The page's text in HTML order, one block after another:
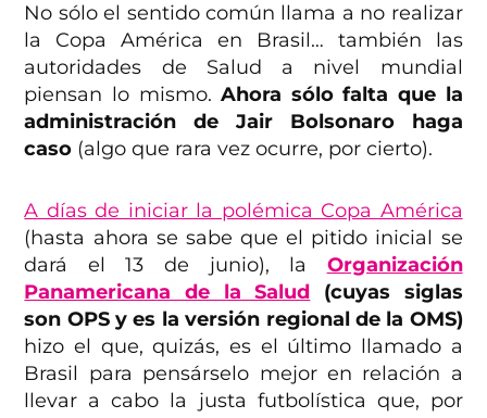
No sólo el sentido común llama a no realizar
la Copa América en Brasil… también las
autoridades de Salud a nivel mundial
piensan lo mismo.Ahora sólo falta que la
administración de Jair Bolsonaro haga
caso (algo que rara vez ocurre, por cierto).
A días de iniciar la polémica Copa América
(hasta ahora se sabe que el pitido inicial se
dará el 13 de junio), la Organización
Panamericana de la Salud (cuyas siglas
son OPS y es la versión regional de la OMS)
hizo el que, quizás, es el último llamado a
Brasil para pensárselo mejor en relación a
llevar a cabo la justa futbolística que, por